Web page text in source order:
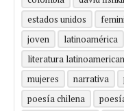
estados unidos
joven
latinoamérica
literatura
mujeres
narrativa
poesía chilena